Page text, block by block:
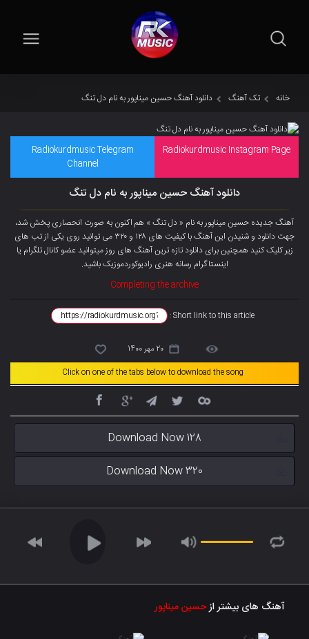
خانه تک آهنگ دانلود آهنگ حسین میناپور به نام دل تنگ
Radiokurdmusic Instagram Page
Radiokurdmusic Telegram
Channel
دانلود آهنگ حسین میناپور به نام دل تنگ
آهنگ جدیده حسین میناپور به نام « دل تنگ » هم اکنون به صورت انحصاری پخش شد،
جهت دانلود و شنیدن این آهنگ با کیفیت های ۱۲۸ و ۳۲۰ می توانید روی یکی از تب های
زیر کلیک کنید همچنین برای دانلود تازه ترین آهنگ های روز میتوانیدعضو کانال تلگرام یا
اینستاگرام رسانه هنری رادیوکوردموزیک باشید.
Completing the archive
Short link to this article :
20 مهر 1400
Click on one of the tabs below to download the song
Download Now 128
Download Now 320
آهنگ های بیشتر ازحسین میناپور